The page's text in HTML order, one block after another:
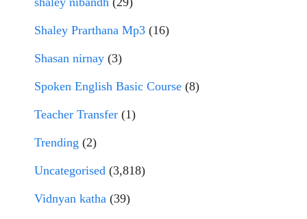
Shaley Prarthana Mp3 (16)
Shasan nirnay (3)
Spoken English Basic Course (8)
Teacher Transfer (1)
Trending (2)
Uncategorised (3,818)
Vidnyan katha (39)